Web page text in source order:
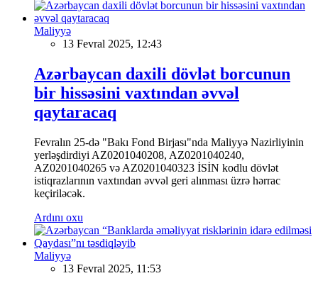
Maliyyə
13 Fevral 2025, 12:43
Azərbaycan daxili dövlət borcunun
bir hissəsini vaxtından əvvəl
qaytaracaq
Fevralın 25-də "Bakı Fond Birjası"nda Maliyyə Nazirliyinin
yerləşdirdiyi AZ0201040208, AZ0201040240,
AZ0201040265 və AZ0201040323 İSİN kodlu dövlət
istiqrazlarının vaxtından əvvəl geri alınması üzrə hərrac
keçiriləcək.
Ardını oxu
Maliyyə
13 Fevral 2025, 11:53